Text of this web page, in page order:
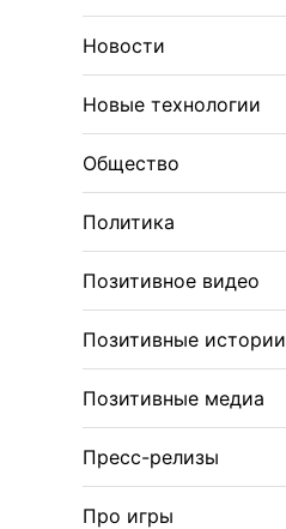
Новости
Новые технологии
Общество
Политика
Позитивное видео
Позитивные истории
Позитивные медиа
Пресс-релизы
Про игры